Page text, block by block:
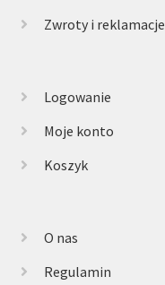
Zwroty i reklamacje
Logowanie
Moje konto
Koszyk
O nas
Regulamin